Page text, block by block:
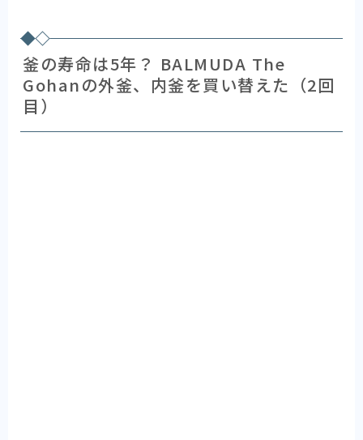
釜の寿命は5年？ BALMUDA The
Gohanの外釜、内釜を買い替えた（2回
目）